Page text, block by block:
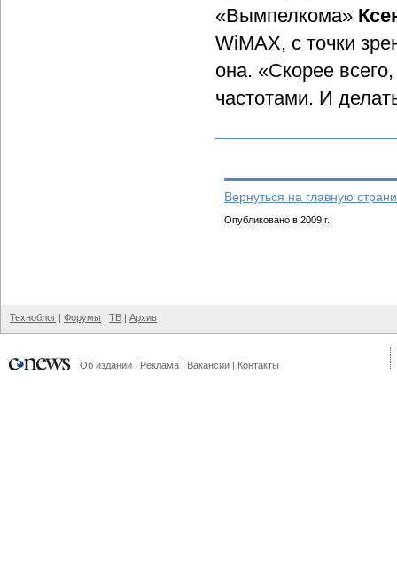
«Вымпелкома»
WiMAX, с точки
она. «Скорее
частотами. И
Вернуться на главную
Опубликовано в 2009 г.
Техноблог | Форумы | ТВ | Архив
Об издании | Реклама | Вакансии | Контакты